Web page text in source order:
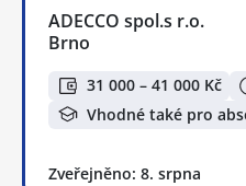
ADECCO spol.s r.o.
Brno
31 000 – 41 000 Kč
Vhodné také pro
Zveřejněno: 8. srpna